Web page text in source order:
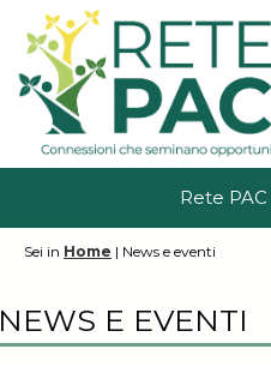
Rete PAC
Sei in Home | News e eventi
NEWS E EVENTI